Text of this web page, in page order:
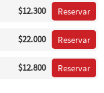
$12.300 Reservar
$22.000 Reservar
$12.800 Reservar